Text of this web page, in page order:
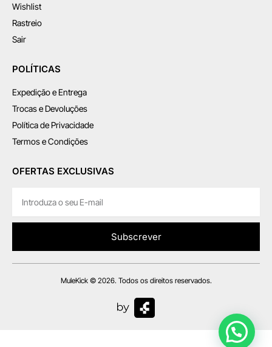
Wishlist
Rastreio
Sair
POLÍTICAS
Expedição e Entrega
Trocas e Devoluções
Política de Privacidade
Termos e Condições
OFERTAS EXCLUSIVAS
Subscrever
MuleKick © 2026. Todos os direitos reservados.